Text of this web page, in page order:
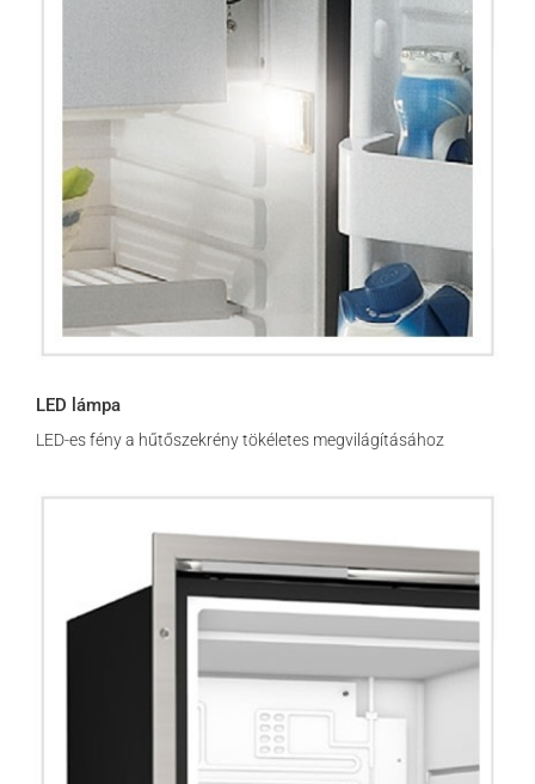
LED lámpa
LED-es fény a hűtőszekrény tökéletes megvilágításához